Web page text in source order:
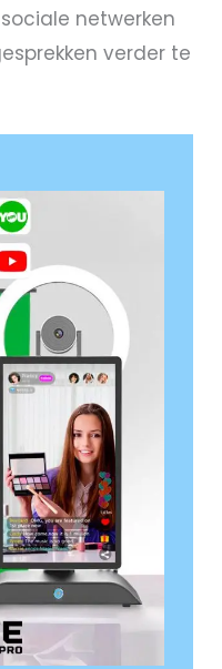
netwerken
verder te